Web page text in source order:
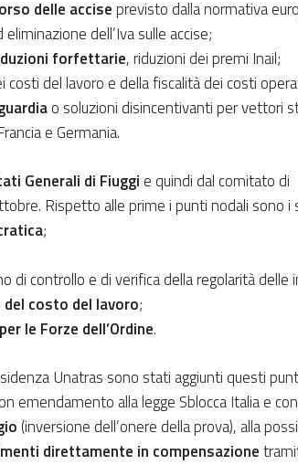
delle acciseprevisto dalla normativa
eliminazione dell’Iva sulle accise;
forfettarie, riduzioni dei premi Inail;
costi del lavoro e della fiscalità dei costi
o soluzioni disincentivanti per vettori
e Germania.
Generali di Fiuggi e quindi dal comitato di
Rispetto alle prime i punti nodali sono i
;
di controllo e di verifica della regolarità delle
costo del lavoro;
le Forze dell’Ordine.
Unatras sono stati aggiunti questi
emendamento alla legge Sblocca Italia e
(inversione dell’onere della prova), alla
direttamente in compensazione